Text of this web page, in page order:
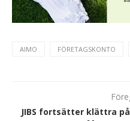
AIMO FÖRETAGSKONTO
JIBS fortsätter klättra